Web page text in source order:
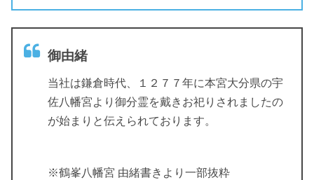
御由緒
当社は鎌倉時代、１２７７年に本宮大分県の宇
佐八幡宮より御分霊を戴きお祀りされましたの
が始まりと伝えられております。
※鶴峯八幡宮 由緒書きより一部抜粋